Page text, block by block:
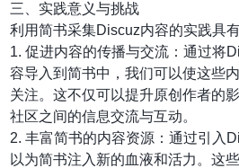
三、实践意义与挑战
利用简书采集Discuz内容的实践具
1. 促进内容的传播与交流：通过将
容导入到简书中，我们可以使这些
关注。这不仅可以提升原创作者的
社区之间的信息交流与互动。
2. 丰富简书的内容资源：通过引入
以为简书注入新的血液和活力。这